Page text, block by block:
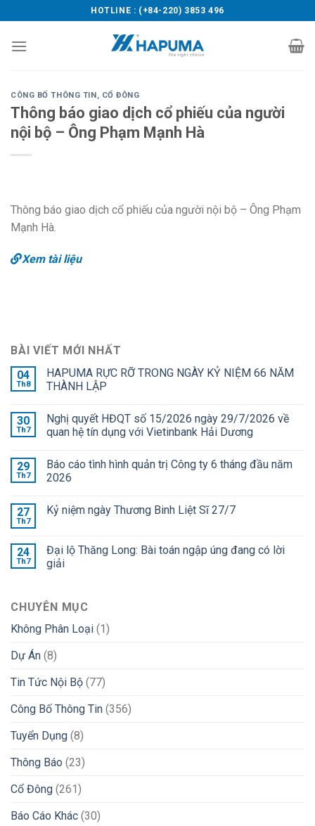
to
content
HOTLINE : (+84-220) 3853 496
CÔNG BỐ THÔNG TIN, CỔ ĐÔNG
Thông báo giao dịch cổ phiếu của người
nội bộ – Ông Phạm Mạnh Hà
Thông báo giao dịch cổ phiếu của người nội bộ – Ông Phạm
Mạnh Hà.
Xem tài liệu
BÀI VIẾT MỚI NHẤT
04
Th8
HAPUMA RỰC RỠ TRONG NGÀY KỶ NIỆM 66 NĂM
THÀNH LẬP
30
Th7
Nghị quyết HĐQT số 15/2026 ngày 29/7/2026 về
quan hệ tín dụng với Vietinbank Hải Dương
29
Th7
Báo cáo tình hình quản trị Công ty 6 tháng đầu năm
2026
27
Th7
Kỷ niệm ngày Thương Binh Liệt Sĩ 27/7
24
Th7
Đại lộ Thăng Long: Bài toán ngập úng đang có lời
giải
CHUYÊN MỤC
Không Phân Loại (1)
Dự Án (8)
Tin Tức Nội Bộ (77)
Công Bố Thông Tin (356)
Tuyển Dụng (8)
Thông Báo (23)
Cổ Đông (261)
Báo Cáo Khác (30)